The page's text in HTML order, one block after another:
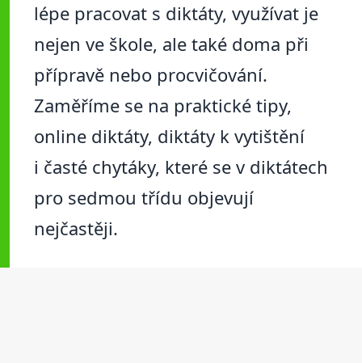
lépe pracovat s diktáty, využívat je
nejen ve škole, ale také doma při
přípravě nebo procvičování.
Zaměříme se na praktické tipy,
online diktáty, diktáty k vytištění
i časté chytáky, které se v diktátech
pro sedmou třídu objevují
nejčastěji.